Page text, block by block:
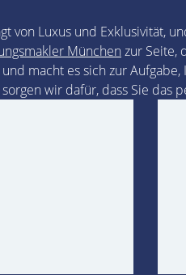
von Luxus und
München zur Seite,
macht es sich zur
wir dafür, dass Sie das